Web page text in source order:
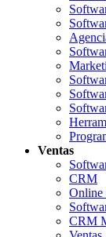
Ventas
CRM
Online
CRM